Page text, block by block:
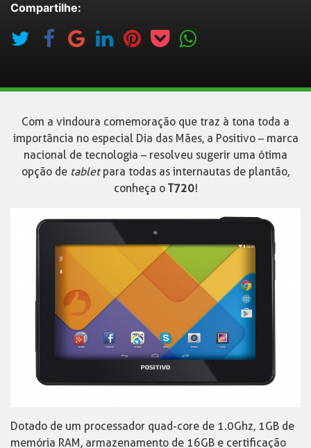
Compartilhe:
Com a vindoura comemoração que traz à tona toda a
importância no especial Dia das Mães, a Positivo – marca
nacional de tecnologia – resolveu sugerir uma ótima
opção de tabletpara todas as internautas de plantão,
conheça oT720!
Dotado de um processador quad-core de 1.0Ghz, 1GB de
memória RAM, armazenamento de 16GB e certificação